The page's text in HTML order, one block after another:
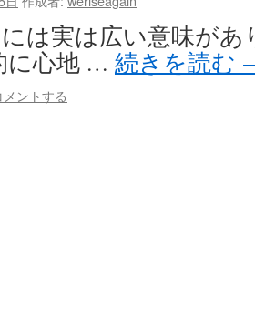
には実は広い意味が
に心地 … 続きを読む
メントする